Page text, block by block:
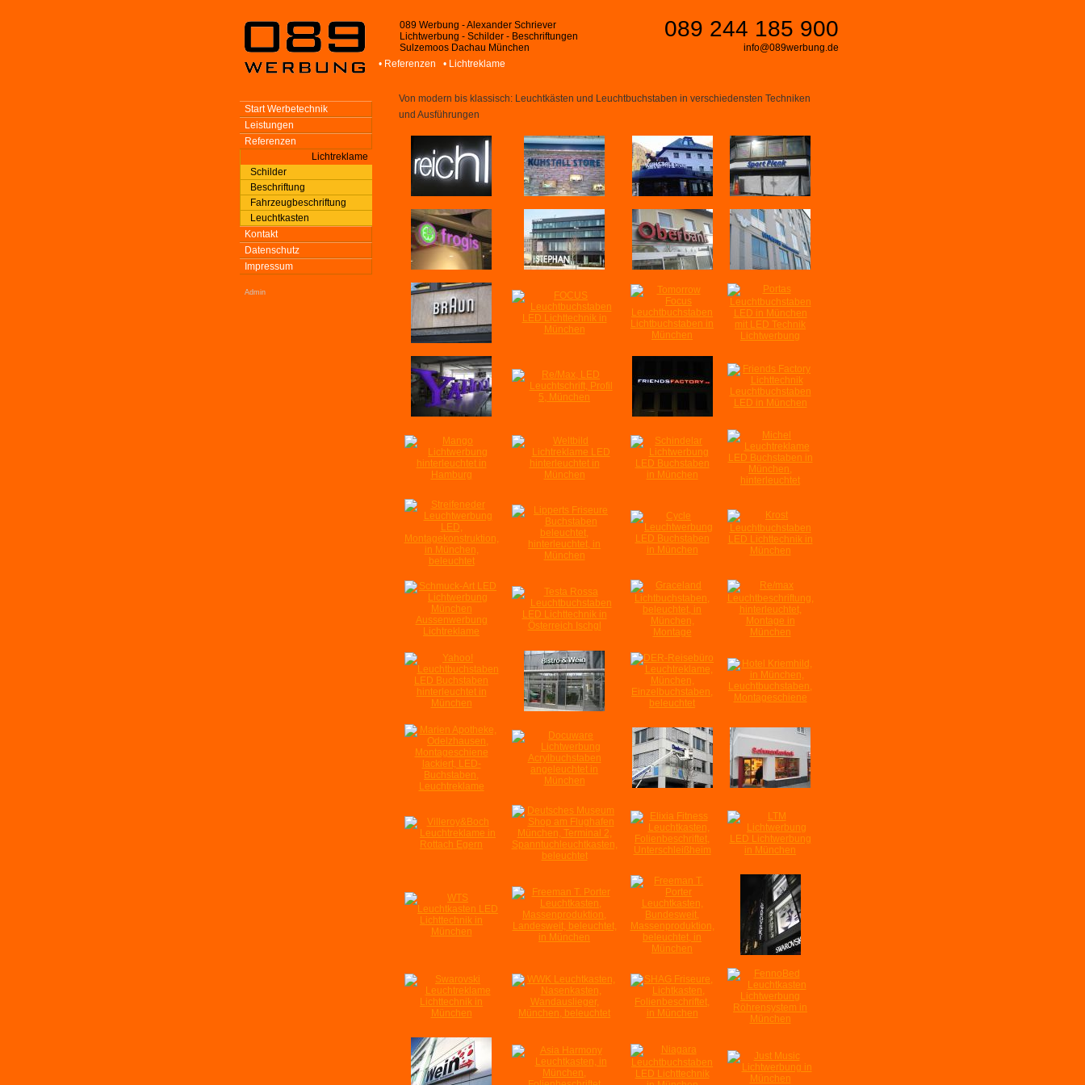
• Referenzen • Lichtreklame
Start Werbetechnik
Leistungen
Referenzen
Lichtreklame
Schilder
Beschriftung
Fahrzeugbeschriftung
Leuchtkasten
Kontakt
Datenschutz
Impressum
Admin
089 Werbung - Alexander Schriever
Lichtwerbung - Schilder - Beschriftungen
Sulzemoos Dachau München
089 244 185 900
info@089werbung.de
Von modern bis klassisch: Leuchtkästen und Leuchtbuchstaben in verschiedensten Techniken
und Ausführungen